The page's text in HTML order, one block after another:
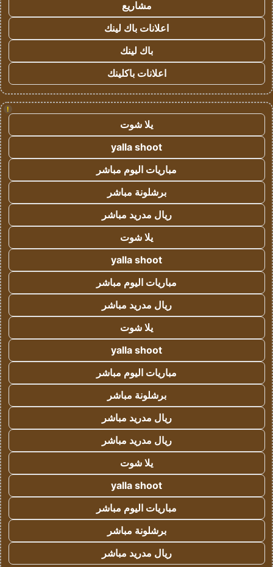
مشاريع
اعلانات باك لينك
باك لينك
اعلانات باكلينك
!
يلا شوت
yalla shoot
مباريات اليوم مباشر
برشلونة مباشر
ريال مدريد مباشر
يلا شوت
yalla shoot
مباريات اليوم مباشر
ريال مدريد مباشر
يلا شوت
yalla shoot
مباريات اليوم مباشر
برشلونة مباشر
ريال مدريد مباشر
ريال مدريد مباشر
يلا شوت
yalla shoot
مباريات اليوم مباشر
برشلونة مباشر
ريال مدريد مباشر